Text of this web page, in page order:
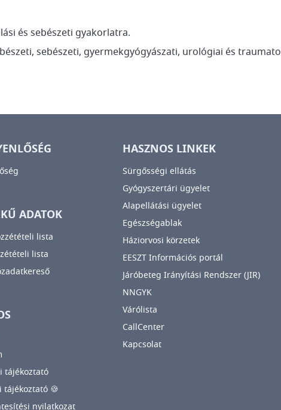
és sebészeti gyakorlatra.
sebészeti, gyermekgyógyászati, urológiai és
ADATOK
lista
lista
tájékoztató
tájékoztató 🍪
nyilatkozat
HASZNOS LINKEK
Sürgősségi ellátás
Gyógyszertári ügyelet
Alapellátási ügyelet
Egészségablak
Háziorvosi körzetek
EESZT Információs portál
Járóbeteg Irányítási Rendszer (JIR)
NNGYK
Várólista
CallCenter
Kapcsolat